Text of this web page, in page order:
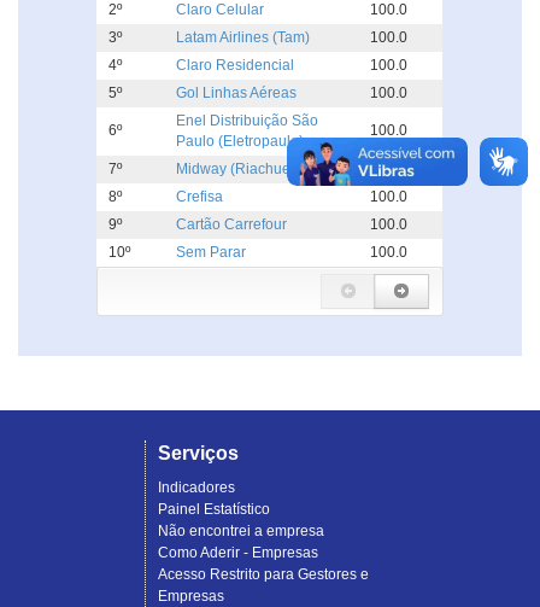
2º
Claro Celular
100.0
3º
Latam Airlines (Tam)
100.0
4º
Claro Residencial
100.0
5º
Gol Linhas Aéreas 100.0
6º
Enel Distribuição São
Paulo (Eletropaulo)
100.0
7º Midway (Riachuelo)
100.0
8º
Crefisa
100.0
9º
Cartão Carrefour
100.0
10º
Sem Parar 100.0
Serviços
Indicadores
Painel Estatístico
Não encontrei a empresa
Como Aderir - Empresas
Acesso Restrito para Gestores e
Empresas